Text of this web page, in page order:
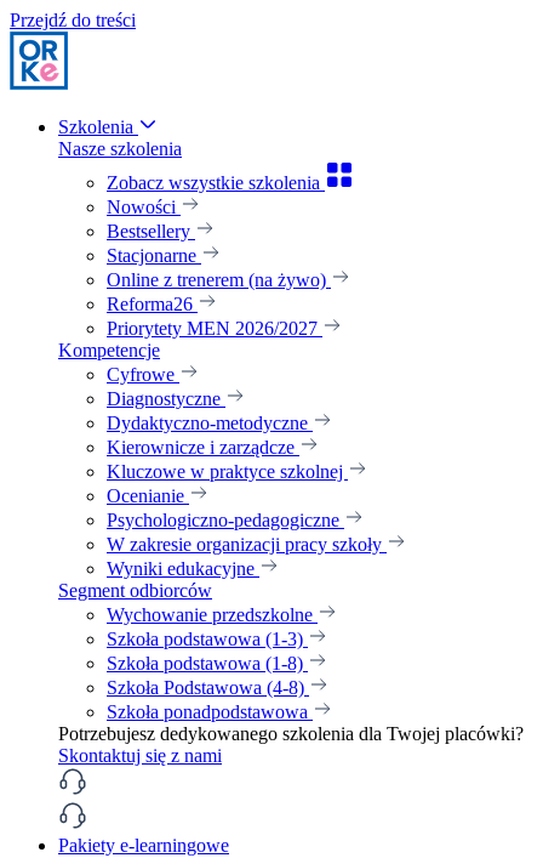
Przejdź do treści
Szkolenia
Nasze szkolenia
Zobacz wszystkie szkolenia
Nowości
Bestsellery
Stacjonarne
Online z trenerem (na żywo)
Reforma26
Priorytety MEN 2026/2027
Kompetencje
Cyfrowe
Diagnostyczne
Dydaktyczno-metodyczne
Kierownicze i zarządcze
Kluczowe w praktyce szkolnej
Ocenianie
Psychologiczno-pedagogiczne
W zakresie organizacji pracy szkoły
Wyniki edukacyjne
Segment odbiorców
Wychowanie przedszkolne
Szkoła podstawowa (1-3)
Szkoła podstawowa (1-8)
Szkoła Podstawowa (4-8)
Szkoła ponadpodstawowa
Potrzebujesz dedykowanego szkolenia dla Twojej placówki?
Skontaktuj się z nami
Pakiety e-learningowe